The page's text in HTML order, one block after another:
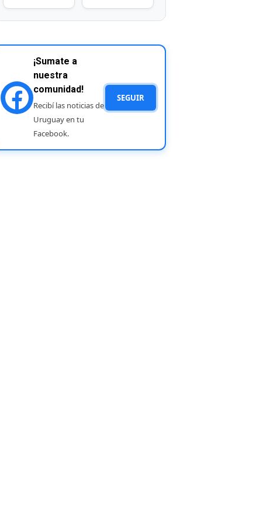
¡Sumate a
nuestra
comunidad!
Recibí las noticias de
Uruguay en tu
Facebook.
SEGUIR